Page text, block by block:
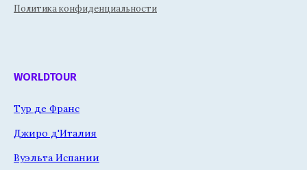
Политика конфиденциальности
WORLDTOUR
Тур де Франс
Джиро д'Италия
Вуэльта Испании